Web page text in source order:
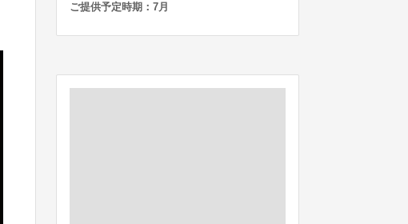
ご提供予定時期：7月